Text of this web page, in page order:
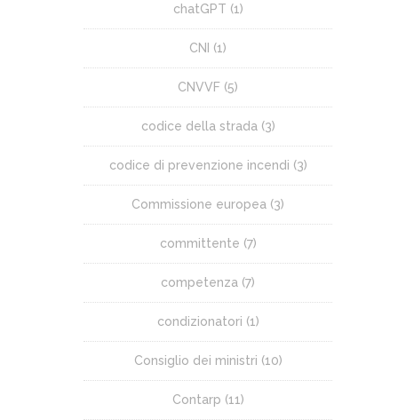
chatGPT (1)
CNI (1)
CNVVF (5)
codice della strada (3)
codice di prevenzione incendi (3)
Commissione europea (3)
committente (7)
competenza (7)
condizionatori (1)
Consiglio dei ministri (10)
Contarp (11)